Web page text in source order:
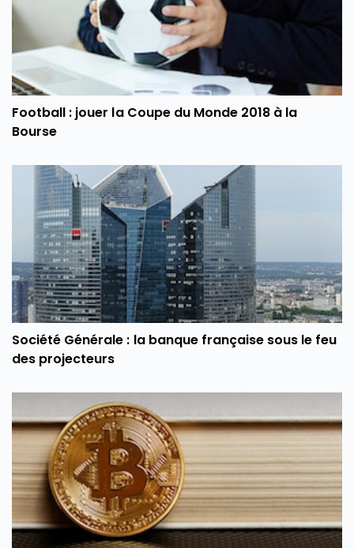
Football : jouer la Coupe du Monde 2018 à la
Bourse
Société Générale : la banque française sous le feu
des projecteurs